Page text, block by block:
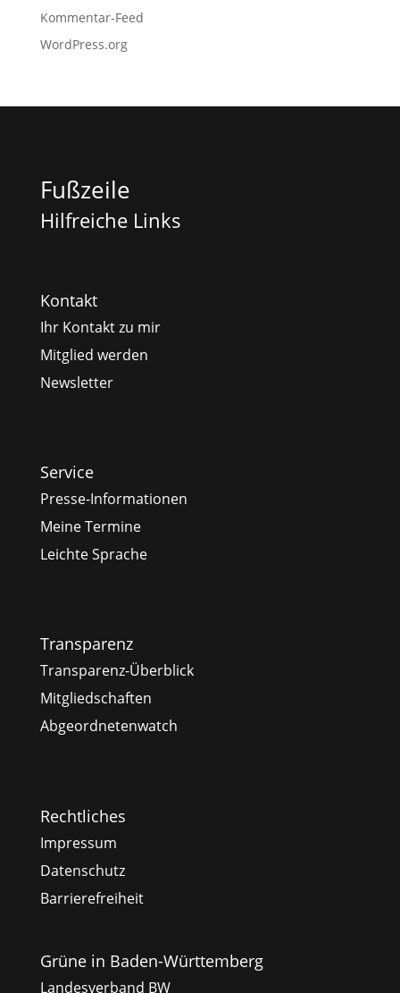
Kommentar-Feed
WordPress.org
Fußzeile
Hilfreiche Links
Kontakt
Ihr Kontakt zu mir
Mitglied werden
Newsletter
Service
Presse-Informationen
Meine Termine
Leichte Sprache
Transparenz
Transparenz-Überblick
Mitgliedschaften
Abgeordnetenwatch
Rechtliches
Impressum
Datenschutz
Barrierefreiheit
Grüne in Baden-Württemberg
Landesverband BW